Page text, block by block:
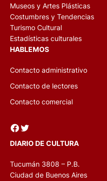
Museos y Artes Plásticas
Costumbres y Tendencias
Turismo Cultural
Estadísticas culturales
HABLEMOS
Contacto administrativo
Contacto de lectores
Contacto comercial
Facebook Twitter
DIARIO DE CULTURA
Tucumán 3808 – P.B.
Ciudad de Buenos Aires